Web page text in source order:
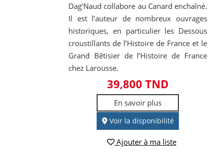
Dag’Naud collabore au Canard enchaîné.
Il est l’auteur de nombreux ouvrages
historiques, en particulier les Dessous
croustillants de l’Histoire de France et le
Grand Bêtisier de l’Histoire de France
chez Larousse.
39,800 TND
En savoir plus
Voir la disponibilité
Ajouter à ma liste